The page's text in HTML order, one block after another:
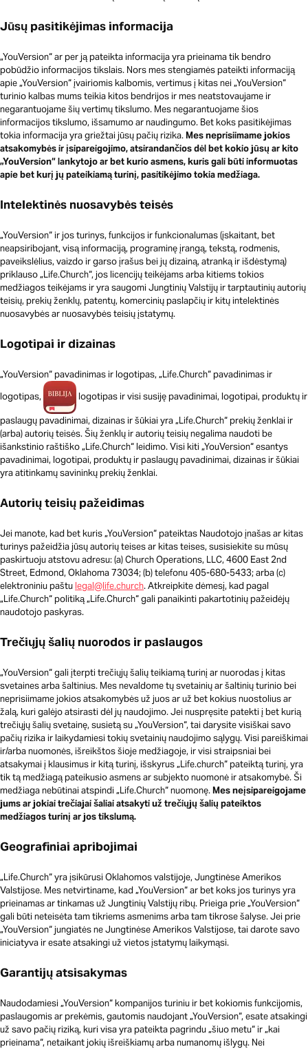
Jūsų pasitikėjimas informacija
„YouVersion“ ar per ją pateikta informacija yra prieinama tik bendro
pobūdžio informacijos tikslais. Nors mes stengiamės pateikti informaciją
apie „YouVersion“ įvairiomis kalbomis, vertimus į kitas nei „YouVersion“
turinio kalbas mums teikia kitos bendrijos ir mes neatstovaujame ir
negarantuojame šių vertimų tikslumo. Mes negarantuojame šios
informacijos tikslumo, išsamumo ar naudingumo. Bet koks pasitikėjimas
tokia informacija yra griežtai jūsų pačių rizika.Mes neprisiimame jokios
atsakomybės ir įsipareigojimo, atsirandančios dėl bet kokio jūsų ar kito
„YouVersion“ lankytojo ar bet kurio asmens, kuris gali būti informuotas
apie bet kurį jų pateikiamą turinį, pasitikėjimo tokia medžiaga.
Intelektinės nuosavybės teisės
„YouVersion“ ir jos turinys, funkcijos ir funkcionalumas (įskaitant, bet
neapsiribojant, visą informaciją, programinę įrangą, tekstą, rodmenis,
paveikslėlius, vaizdo ir garso įrašus bei jų dizainą, atranką ir išdėstymą)
priklauso „Life.Church“, jos licencijų teikėjams arba kitiems tokios
medžiagos teikėjams ir yra saugomi Jungtinių Valstijų ir tarptautinių autorių
teisių, prekių ženklų, patentų, komercinių paslapčių ir kitų intelektinės
nuosavybės ar nuosavybės teisių įstatymų.
Logotipai ir dizainas
„YouVersion“ pavadinimas ir logotipas, „Life.Church“ pavadinimas ir
logotipas,
logotipas ir visi susiję pavadinimai, logotipai, produktų ir
paslaugų pavadinimai, dizainas ir šūkiai yra „Life.Church“ prekių ženklai ir
(arba) autorių teisės. Šių ženklų ir autorių teisių negalima naudoti be
išankstinio raštiško „Life.Church“ leidimo. Visi kiti „YouVersion“ esantys
pavadinimai, logotipai, produktų ir paslaugų pavadinimai, dizainas ir šūkiai
yra atitinkamų savininkų prekių ženklai.
Autorių teisių pažeidimas
Jei manote, kad bet kuris „YouVersion“ pateiktas Naudotojo įnašas ar kitas
turinys pažeidžia jūsų autorių teises ar kitas teises, susisiekite su mūsų
paskirtuoju atstovu adresu: (a) Church Operations, LLC, 4600 East 2nd
Street, Edmond, Oklahoma 73034; (b) telefonu 405-680-5433; arba (c)
elektroniniu paštu legal@life.church. Atkreipkite dėmesį, kad pagal
„Life.Church“ politiką „Life.Church“ gali panaikinti pakartotinių pažeidėjų
naudotojo paskyras.
Trečiųjų šalių nuorodos ir paslaugos
„YouVersion“ gali įterpti trečiųjų šalių teikiamą turinį ar nuorodas į kitas
svetaines arba šaltinius. Mes nevaldome tų svetainių ar šaltinių turinio bei
neprisiimame jokios atsakomybės už juos ar už bet kokius nuostolius ar
žalą, kuri galėjo atsirasti dėl jų naudojimo. Jei nuspręsite patekti į bet kurią
trečiųjų šalių svetainę, susietą su „YouVersion“, tai darysite visiškai savo
pačių rizika ir laikydamiesi tokių svetainių naudojimo sąlygų. Visi pareiškimai
ir/arba nuomonės, išreikštos šioje medžiagoje, ir visi straipsniai bei
atsakymai į klausimus ir kitą turinį, išskyrus „Life.church“ pateiktą turinį, yra
tik tą medžiagą pateikusio asmens ar subjekto nuomonė ir atsakomybė. Ši
medžiaga nebūtinai atspindi „Life.Church“ nuomonę.Mes neįsipareigojame
jums ar jokiai trečiajai šaliai atsakyti už trečiųjų šalių pateiktos
medžiagos turinį ar jos tikslumą.
Geografiniai apribojimai
„Life.Church“ yra įsikūrusi Oklahomos valstijoje, Jungtinėse Amerikos
Valstijose. Mes netvirtiname, kad „YouVersion“ ar bet koks jos turinys yra
prieinamas ar tinkamas už Jungtinių Valstijų ribų. Prieiga prie „YouVersion“
gali būti neteisėta tam tikriems asmenims arba tam tikrose šalyse. Jei prie
„YouVersion“ jungiatės ne Jungtinėse Amerikos Valstijose, tai darote savo
iniciatyva ir esate atsakingi už vietos įstatymų laikymąsi.
Garantijų atsisakymas
Naudodamiesi „YouVersion“ kompanijos turiniu ir bet kokiomis funkcijomis,
paslaugomis ar prekėmis, gautomis naudojant „YouVersion“, esate atsakingi
už savo pačių riziką, kuri visa yra pateikta pagrindu „šiuo metu“ ir „kai
prieinama“, netaikant jokių išreiškiamų arba numanomų išlygų. Nei